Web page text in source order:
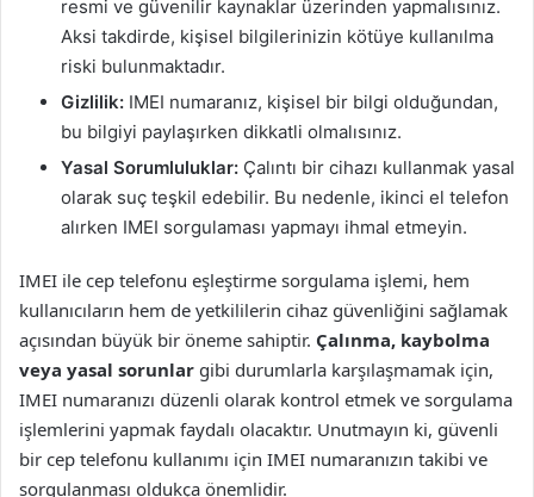
resmi ve güvenilir kaynaklar üzerinden yapmalısınız.
Aksi takdirde, kişisel bilgilerinizin kötüye kullanılma
riski bulunmaktadır.
Gizlilik: IMEI numaranız, kişisel bir bilgi olduğundan,
bu bilgiyi paylaşırken dikkatli olmalısınız.
Yasal Sorumluluklar: Çalıntı bir cihazı kullanmak yasal
olarak suç teşkil edebilir. Bu nedenle, ikinci el telefon
alırken IMEI sorgulaması yapmayı ihmal etmeyin.
IMEI ile cep telefonu eşleştirme sorgulama işlemi, hem
kullanıcıların hem de yetkililerin cihaz güvenliğini sağlamak
açısından büyük bir öneme sahiptir. Çalınma, kaybolma
veya yasal sorunlar gibi durumlarla karşılaşmamak için,
IMEI numaranızı düzenli olarak kontrol etmek ve sorgulama
işlemlerini yapmak faydalı olacaktır. Unutmayın ki, güvenli
bir cep telefonu kullanımı için IMEI numaranızın takibi ve
sorgulanması oldukça önemlidir.